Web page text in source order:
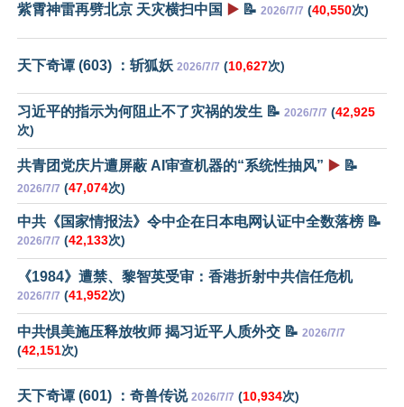
紫霄神雷再劈北京 天灾横扫中国 ▶️ 📝 2026/7/7 (40,550次)
天下奇谭 (603) ：斩狐妖 2026/7/7 (10,627次)
习近平的指示为何阻止不了灾祸的发生 📝 2026/7/7 (42,925
次)
共青团党庆片遭屏蔽 AI审查机器的“系统性抽风” ▶️ 📝
2026/7/7 (47,074次)
中共《国家情报法》令中企在日本电网认证中全数落榜 📝
2026/7/7 (42,133次)
《1984》遭禁、黎智英受审：香港折射中共信任危机
2026/7/7 (41,952次)
中共惧美施压释放牧师 揭习近平人质外交 📝 2026/7/7
(42,151次)
天下奇谭 (601) ：奇兽传说 2026/7/7 (10,934次)